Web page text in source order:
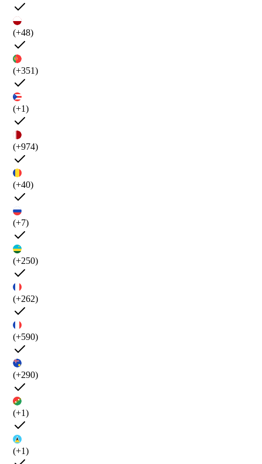
(+48)
(+351)
(+1)
(+974)
(+40)
(+7)
(+250)
(+262)
(+590)
(+290)
(+1)
(+1)